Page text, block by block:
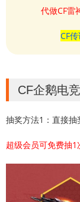
代做CF雷
CF
CF企鹅电
抽奖方法1：直接
超级会员可免费抽1